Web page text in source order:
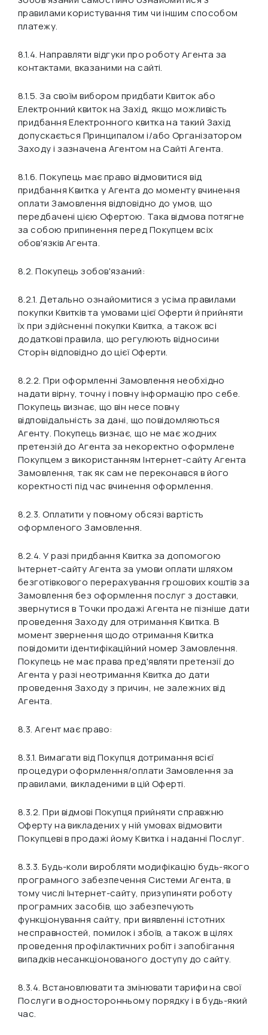
правилами користування тим чи іншим способом
платежу.
8.1.4. Направляти відгуки про роботу Агента за
контактами, вказаними на сайті.
8.1.5. За своїм вибором придбати Квиток або
Електронний квиток на Захід, якщо можливість
придбання Електронного квитка на такий Захід
допускається Принципалом і/або Організатором
Заходу і зазначена Агентом на Сайті Агента.
8.1.6. Покупець має право відмовитися від
придбання Квитка у Агента до моменту вчинення
оплати Замовлення відповідно до умов, що
передбачені цією Офертою. Така відмова потягне
за собою припинення перед Покупцем всіх
обов'язків Агента.
8.2. Покупець зобов'язаний:
8.2.1. Детально ознайомитися з усіма правилами
покупки Квитків та умовами цієї Оферти й прийняти
їх при здійсненні покупки Квитка, а також всі
додаткові правила, що регулюють відносини
Сторін відповідно до цієї Оферти.
8.2.2. При оформленні Замовлення необхідно
надати вірну, точну і повну інформацію про себе.
Покупець визнає, що він несе повну
відповідальність за дані, що повідомляються
Агенту. Покупець визнає, що не має жодних
претензій до Агента за некоректно оформлене
Покупцем з використанням Інтернет-сайту Агента
Замовлення, так як сам не переконався в його
коректності під час вчинення оформлення.
8.2.3. Оплатити у повному обсязі вартість
оформленого Замовлення.
8.2.4. У разі придбання Квитка за допомогою
Інтернет-сайту Агента за умови оплати шляхом
безготівкового перерахування грошових коштів за
Замовлення без оформлення послуг з доставки,
звернутися в Точки продажі Агента не пізніше дати
проведення Заходу для отримання Квитка. В
момент звернення щодо отримання Квитка
повідомити ідентифікаційний номер Замовлення.
Покупець не має права пред'являти претензії до
Агента у разі неотримання Квитка до дати
проведення Заходу з причин, не залежних від
Агента.
8.3. Агент має право:
8.3.1. Вимагати від Покупця дотримання всієї
процедури оформлення/оплати Замовлення за
правилами, викладеними в цій Оферті.
8.3.2. При відмові Покупця прийняти справжню
Оферту на викладених у ній умовах відмовити
Покупцеві в продажі йому Квитка і наданні Послуг.
8.3.3. Будь-коли виробляти модифікацію будь-якого
програмного забезпечення Системи Агента, в
тому числі Інтернет-сайту, призупиняти роботу
програмних засобів, що забезпечують
функціонування сайту, при виявленні істотних
несправностей, помилок і збоїв, а також в цілях
проведення профілактичних робіт і запобігання
випадків несанкціонованого доступу до сайту.
8.3.4. Встановлювати та змінювати тарифи на свої
Послуги в односторонньому порядку і в будь-який
час.